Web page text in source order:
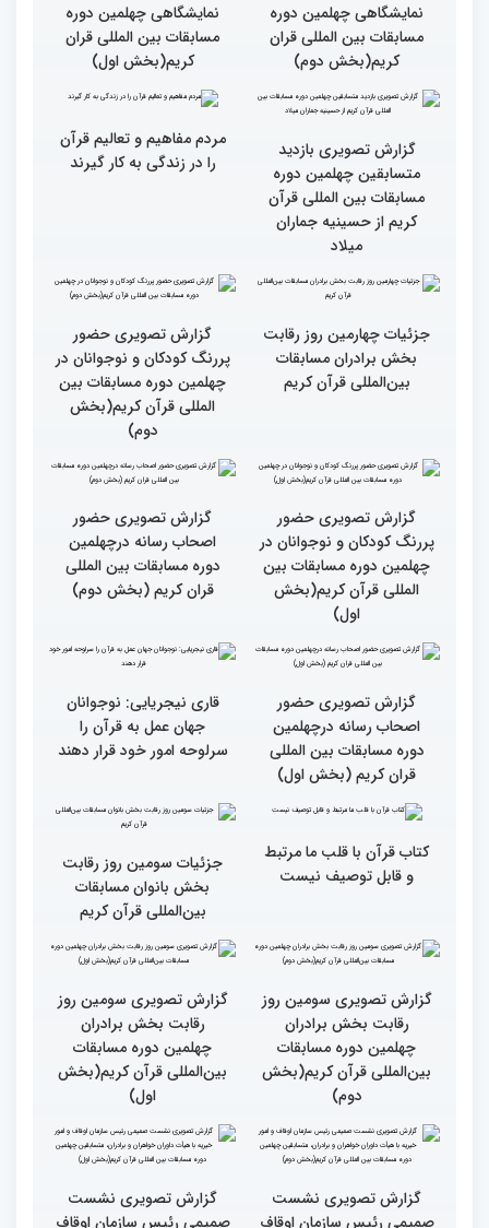
گزارش تصویری سومین روز
رقابت بخش بانوان چهلمین
دوره مسابقات بین المللی
قرآن کریم (بخش دوم)
گزارش تصویری سومین روز
رقابت بخش بانوان چهلمین
قرآن کریم (بخش اول)
گزارش تصویری حضور
مهمانان در غرفه های
نمایشگاهی چهلمین دوره
مسابقات بین المللی قران
کریم(بخش دوم)
نمایشگاهی چهلمین دوره
مسابقات بین المللی قران
کریم(بخش اول)
مسابقات بین المللی قرآن
کریم از حسینیه جماران
میلاد
مردم مفاهیم و تعالیم قرآن
را در زندگی به کار گیرند
جزئیات چهارمین روز رقابت
بخش برادران مسابقات
بین‌المللی قرآن کریم
گزارش تصویری حضور
چهلمین دوره مسابقات بین
المللی قرآن کریم(بخش
دوم)
گزارش تصویری حضور
پررنگ کودکان و نوجوانان در
المللی قرآن کریم(بخش
اول)
اصحاب رسانه درچهلمین
دوره مسابقات بین المللی
قران کریم (بخش دوم)
گزارش تصویری حضور
اصحاب رسانه درچهلمین
دوره مسابقات بین المللی
قران کریم (بخش اول)
قاری نیجریایی: نوجوانان
جهان عمل به قرآن را
سرلوحه امور خود قرار دهند
کتاب قرآن با قلب ما مرتبط
و قابل توصیف نیست
جزئیات سومین روز رقابت
بخش بانوان مسابقات